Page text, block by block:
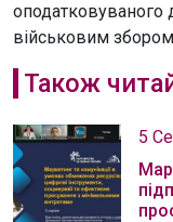
оподатковуваного
військовим
Також
5